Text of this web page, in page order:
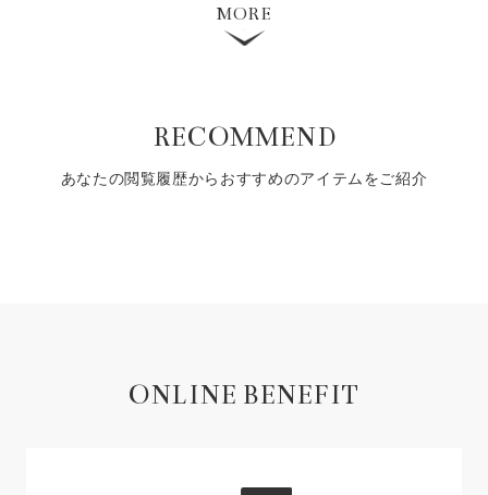
MORE
RECOMMEND
あなたの閲覧履歴からおすすめのアイテムをご紹介
ONLINE BENEFIT